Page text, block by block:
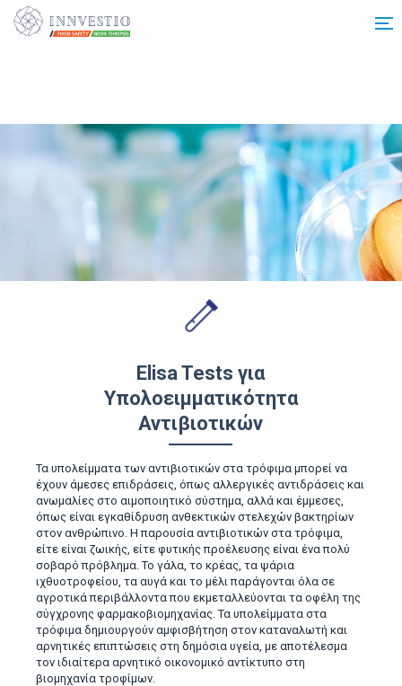
Additionally, paste this code immediately after the opening tag:
Elisa Tests για
Υπολοειμματικότητα
Αντιβιοτικών
Τα υπολείµµατα των αντιβιοτικών στα τρόφιµα µπορεί να
έχουν άµεσες επιδράσεις, όπως αλλεργικές αντιδράσεις και
ανωµαλίες στο αιµοποιητικό σύστηµα, αλλά και έµµεσες,
όπως είναι εγκαθίδρυση ανθεκτικών στελεχών βακτηρίων
στον ανθρώπινο. Η παρουσία αντιβιοτικών στα τρόφιµα,
είτε είναι ζωικής, είτε φυτικής προέλευσης είναι ένα πολύ
σοβαρό πρόβληµα. Το γάλα, το κρέας, τα ψάρια
ιχθυοτροφείου, τα αυγά και το µέλι παράγονται όλα σε
αγροτικά περιβάλλοντα που εκµεταλλεύονται τα οφέλη της
σύγχρονης φαρµακοβιοµηχανίας. Τα υπολείµµατα στα
τρόφιµα δηµιουργούν αµφισβήτηση στον καταναλωτή και
αρνητικές επιπτώσεις στη δηµόσια υγεία, µε αποτέλεσµα
τον ιδιαίτερα αρνητικό οικονοµικό αντίκτυπο στη
βιοµηχανία τροφίµων.